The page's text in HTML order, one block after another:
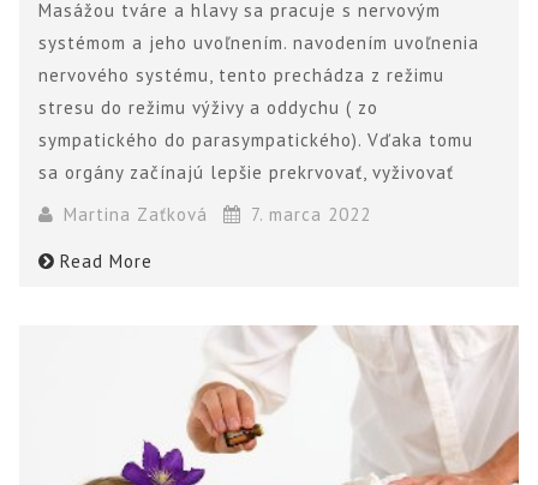
Masážou tváre a hlavy sa pracuje s nervovým
systémom a jeho uvoľnením. navodením uvoľnenia
nervového systému, tento prechádza z režimu
stresu do režimu výživy a oddychu ( zo
sympatického do parasympatického). Vďaka tomu
sa orgány začínajú lepšie prekrvovať, vyživovať
Martina Zaťková
7. marca 2022
Read More